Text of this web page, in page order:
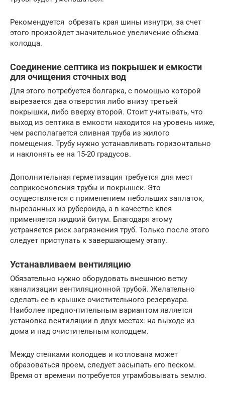
Рекомендуется обрезать края шины изнутри, за счет
этого произойдет значительное увеличение объема
колодца.
Соединение септика из покрышек и емкости
для очищения сточных вод
Для этого потребуется болгарка, с помощью которой
вырезается два отверстия либо внизу третьей
покрышки, либо вверху второй. Стоит учитывать, что
выход из септика в емкости находится на уровень ниже,
чем располагается сливная труба из жилого
помещения. Трубу нужно устанавливать горизонтально
и наклонять ее на 15-20 градусов.
Дополнительная герметизация требуется для мест
соприкосновения трубы и покрышек. Это
осуществляется с применением небольших заплаток,
вырезанных из рубероида, а в качестве клея
применяется жидкий битум. Благодаря этому
устраняется риск загрязнения труб. Только после этого
следует приступать к завершающему этапу.
Устанавливаем вентиляцию
Обязательно нужно оборудовать внешнюю ветку
канализации вентиляционной трубой. Желательно
сделать ее в крышке очистительного резервуара.
Наиболее предпочтительным вариантом является
установка вентиляции в двух местах: на выходе из
дома и над очистительным колодцем.
Между стенками колодцев и котлована может
образоваться проем, следует засыпать его песком.
Время от времени потребуется утрамбовывать землю.